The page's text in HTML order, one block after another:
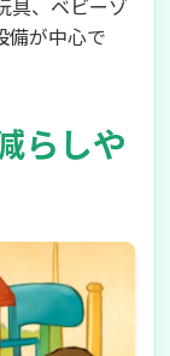
具、ベビーゾ
備が中心で
らしや